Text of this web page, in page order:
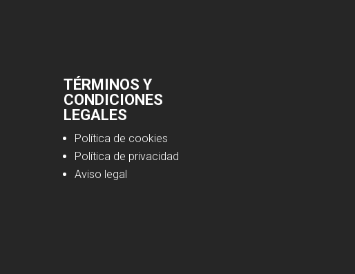
TÉRMINOS Y
CONDICIONES
LEGALES
Política de cookies
Política de privacidad
Aviso legal